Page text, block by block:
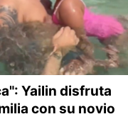
Yailin disfruta
con su novio